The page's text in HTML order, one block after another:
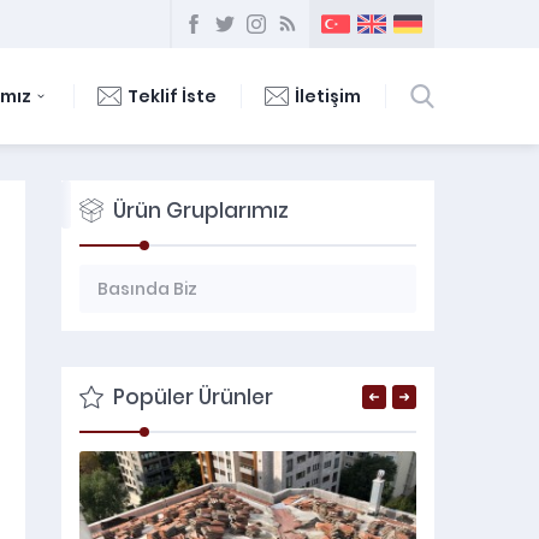
Teklif İste İletişim
Ürün Gruplarımız
Basında Biz
Çözüm Ortaklarımımız / Markalar
Ekibimiz
Hakkımızda
İletişim
Popüler Ürünler